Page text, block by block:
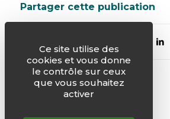
Partager cette publication
Ce site utilise des
cookies et vous donne
le contrôle sur ceux
que vous souhaitez
activer